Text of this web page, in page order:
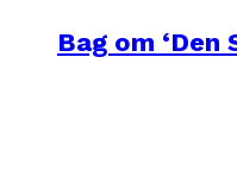
Bag om ‘Den